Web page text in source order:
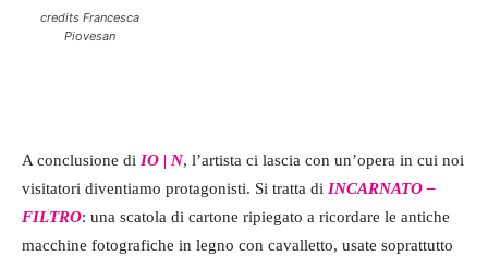
credits Francesca
Piovesan
A conclusione di IO | N, l’artista ci lascia con un’opera in cui noi
visitatori diventiamo protagonisti. Si tratta di INCARNATO –
FILTRO: una scatola di cartone ripiegato a ricordare le antiche
macchine fotografiche in legno con cavalletto, usate soprattutto